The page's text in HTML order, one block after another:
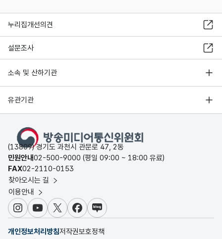
누리집개선의견
설문조사
소속 및 산하기관
유관기관
(13809) 경기도 과천시 관문로 47, 2동
민원안내02-500-9000 (평일 09:00 ~ 18:00 유료)
FAX02-2110-0153
찾아오시는 길
이용안내
인스타그램
유튜브X 페이스북
블로그
개인정보처리방침저작권보호정책